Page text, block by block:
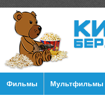
Фильмы Мультфильмы